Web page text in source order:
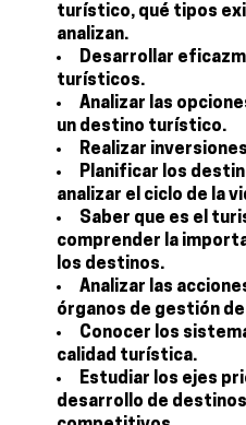
turístico, qué tipos
analizan.
Desarrollar
turísticos.
Analizar las
un destino turístico.
Realizar
Planificar los
analizar el ciclo de la
Saber que es el
comprender la
los destinos.
Analizar las
órganos de gestión
Conocer los
calidad turística.
Estudiar los ejes
desarrollo de